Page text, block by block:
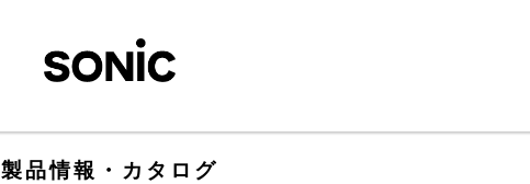
製品情報・カタログ